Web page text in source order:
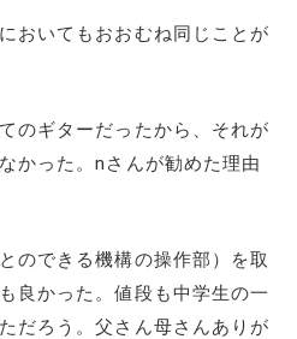
おいてもおおむね同じことが
のギターだったから、それが
かった。nさんが勧めた理由
のできる機構の操作部）を取
良かった。値段も中学生の一
だろう。父さん母さんありが